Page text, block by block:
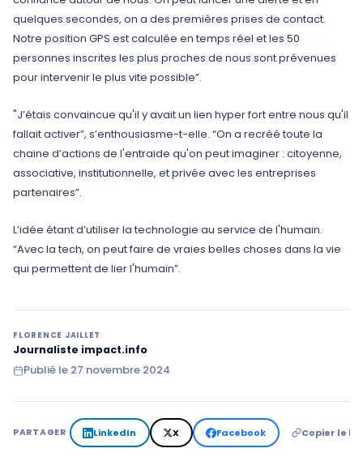
quelques secondes, on a des premières prises de contact.
Notre position GPS est calculée en temps réel et les 50
personnes inscrites les plus proches de nous sont prévenues
pour intervenir le plus vite possible”.
"J’étais convaincue qu'il y avait un lien hyper fort entre nous qu'il
fallait activer”, s’enthousiasme-t-elle. “On a recréé toute la
chaine d’actions de l'entraide qu'on peut imaginer : citoyenne,
associative, institutionnelle, et privée avec les entreprises
partenaires”.
L’idée étant d’utiliser la technologie au service de l'humain.
“Avec la tech, on peut faire de vraies belles choses dans la vie
qui permettent de lier l'humain”.
FLORENCE JAILLET
Journaliste impact.info
Publié le 27 novembre 2024
PARTAGER LinkedIn X Facebook Copier le